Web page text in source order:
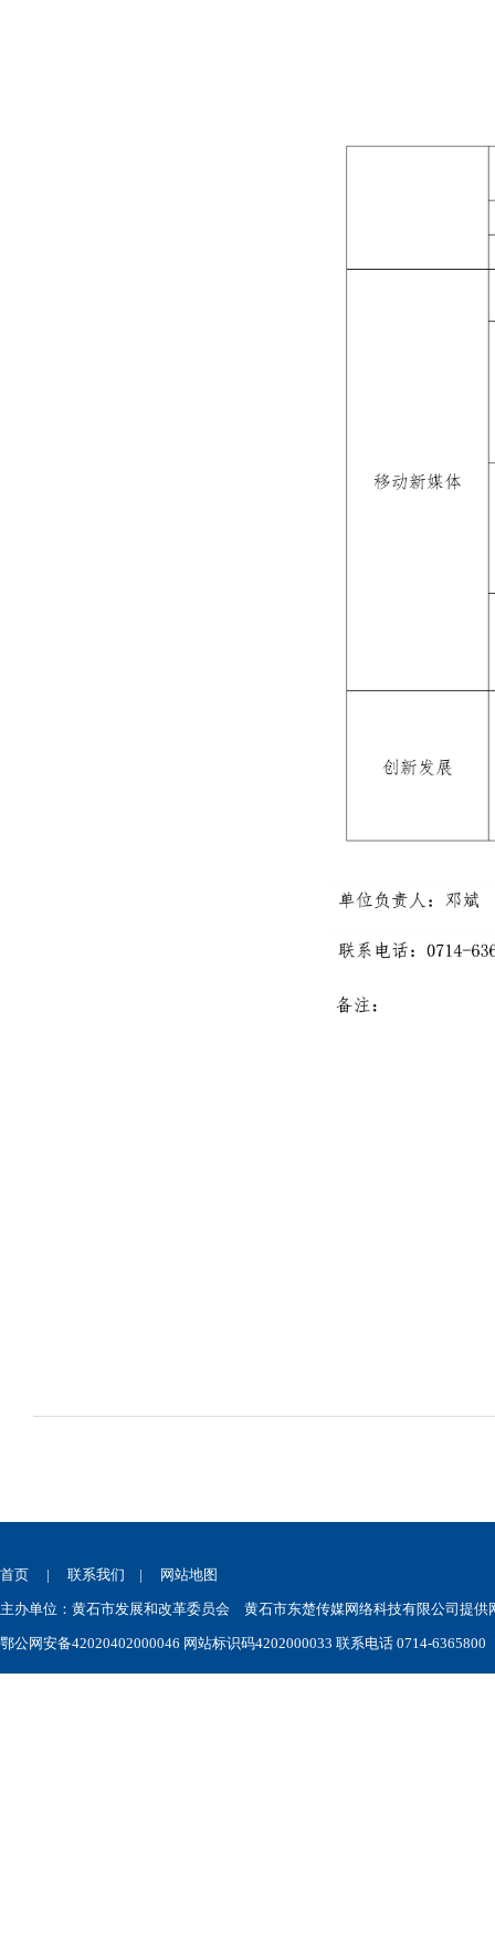
首页 | 联系我们 | 网站地图
主办单位：黄石市发展和改革委员会 黄石市东楚传媒网络科技有限公司提供
鄂公网安备42020402000046 网站标识码4202000033 联系电话 0714-6365800